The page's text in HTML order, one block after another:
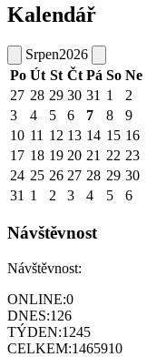
Kalendář
Srpen2026
Po Út St Čt Pá So Ne
27 28 29 30 31 1
2
3
4 5 6 7 8
9
10 11 12 13 14 15 16
17 18 19 20 21 22 23
24 25 26 27 28 29 30
31 1 2 3 4 5 6
Návštěvnost
Návštěvnost:
ONLINE:0
DNES:126
TÝDEN:1245
CELKEM:1465910